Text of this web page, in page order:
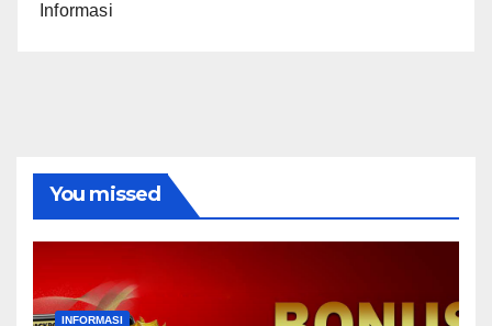
Informasi
You missed
INFORMASI